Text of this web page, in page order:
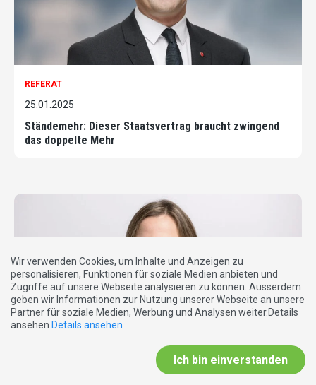
REFERAT
25.01.2025
Ständemehr: Dieser Staatsvertrag braucht zwingend
das doppelte Mehr
Wir verwenden Cookies, um Inhalte und Anzeigen zu
personalisieren, Funktionen für soziale Medien anbieten und
Zugriffe auf unsere Webseite analysieren zu können. Ausserdem
geben wir Informationen zur Nutzung unserer Webseite an unsere
Partner für soziale Medien, Werbung und Analysen weiter.Details
ansehen Details ansehen
Ich bin einverstanden